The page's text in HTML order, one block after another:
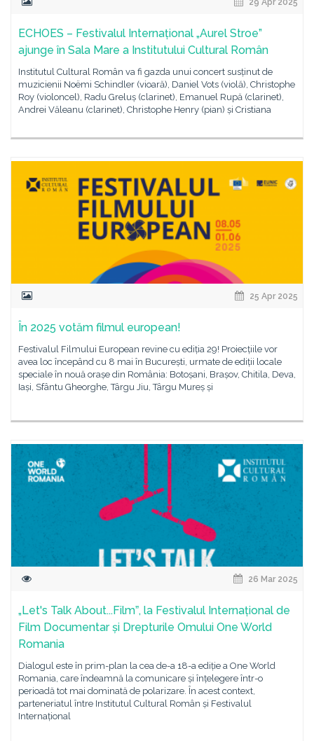
29 Apr 2025
ECHOES – Festivalul Internațional „Aurel Stroe”
ajunge în Sala Mare a Institutului Cultural Român
Institutul Cultural Român va fi gazda unui concert susținut de
muzicienii Noëmi Schindler (vioară), Daniel Vots (violă), Christophe
Roy (violoncel), Radu Greluș (clarinet), Emanuel Rupă (clarinet),
Andrei Văleanu (clarinet), Christophe Henry (pian) și Cristiana
25 Apr 2025
În 2025 votăm filmul european!
Festivalul Filmului European revine cu ediția 29! Proiecțiile vor
avea loc începând cu 8 mai în București, urmate de ediții locale
speciale în nouă orașe din România: Botoșani, Brașov, Chitila, Deva,
Iași, Sfântu Gheorghe, Târgu Jiu, Târgu Mureș și
26 Mar 2025
„Let's Talk About...Filmˮ, la Festivalul Internațional de
Film Documentar și Drepturile Omului One World
Romania
Dialogul este în prim-plan la cea de-a 18-a ediție a One World
Romania, care îndeamnă la comunicare și înțelegere într-o
perioadă tot mai dominată de polarizare. În acest context,
parteneriatul între Institutul Cultural Român și Festivalul
Internațional